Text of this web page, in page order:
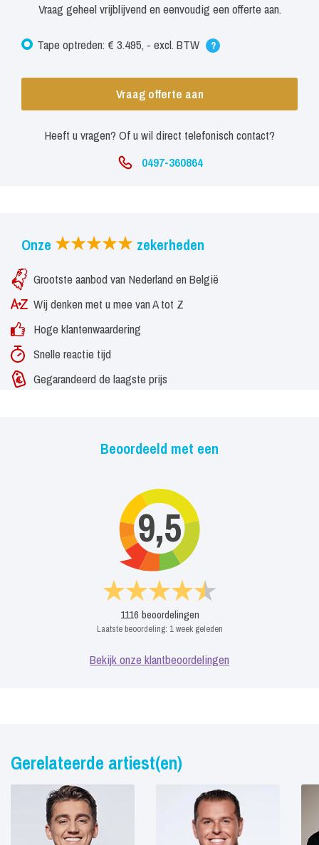
Vraag geheel vrijblijvend en eenvoudig een offerte aan.
Tape optreden: € 3.495, - excl. BTW ?
Vraag offerte aan
Heeft u vragen? Of u wil direct telefonisch contact?
0497-360864
Onze zekerheden
Grootste aanbod van Nederland en België
Wij denken met u mee van A tot Z
Hoge klantenwaardering
Snelle reactie tijd
Gegarandeerd de laagste prijs
Beoordeeld met een
9,5
1116 beoordelingen
Laatste beoordeling: 1 week geleden
Bekijk onze klantbeoordelingen
Gerelateerde artiest(en)